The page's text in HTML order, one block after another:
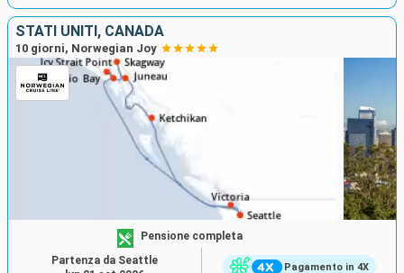
STATI UNITI, CANADA
10 giorni, Norwegian Joy
Pagamento in 4X
Pensione completa
Partenza da Seattle